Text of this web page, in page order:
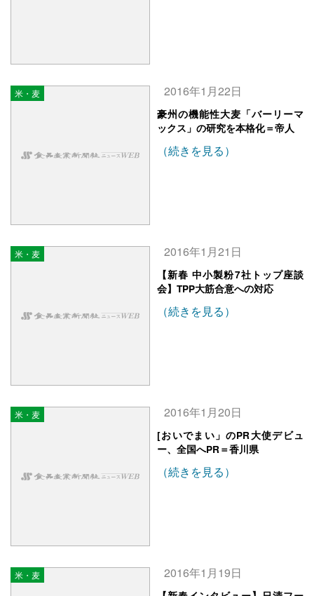
米・麦 2016年1月22日
豪州の機能性大麦「バーリーマ
ックス」の研究を本格化＝帝人
（続きを見る）
米・麦 2016年1月21日
【新春 中小製粉7社トップ座談
会】TPP大筋合意への対応
（続きを見る）
米・麦 2016年1月20日
[おいでまい」のPR大使デビュ
ー、全国へPR＝香川県
（続きを見る）
米・麦 2016年1月19日